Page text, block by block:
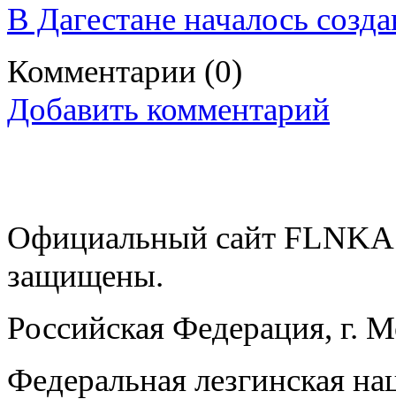
В Дагестане началось
Комментарии (0)
Добавить комментарий
Официальный сайт
защищены.
Российская Федерация, г.
Федеральная лезгинская